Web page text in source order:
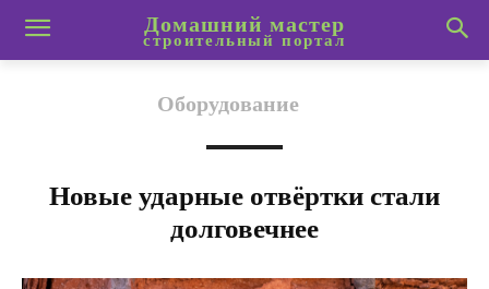
Домашний мастер
строительный портал
Оборудование
Новые ударные отвёртки стали
долговечнее